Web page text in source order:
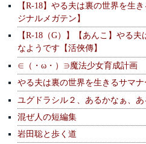
【R-18】やる夫は裏の世界を生
ジナルメガテン】
【R-18（G）】【あんこ】やる
なようです【活俠傳】
∈（・ω・）∋魔法少女育成計画
やる夫は裏の世界を生きるサマ
ユグドラシル２、あるかなぁ、あ
混ぜ人の短編集
岩田聡と歩く道